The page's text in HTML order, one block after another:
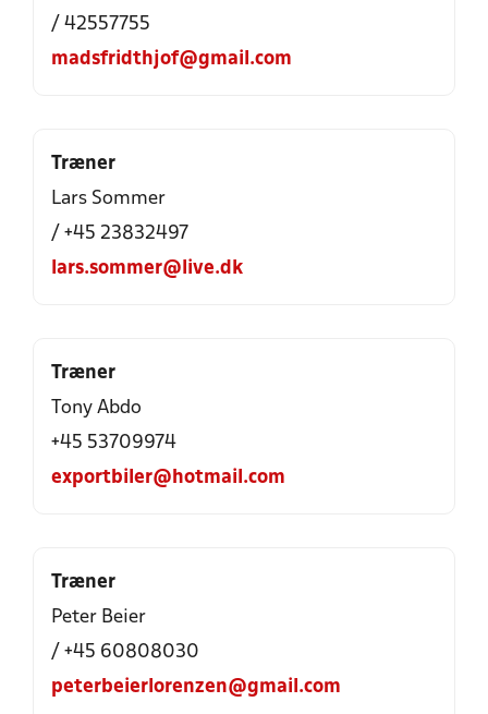
/ 42557755
madsfridthjof@gmail.com
Træner
Lars Sommer
/ +45 23832497
lars.sommer@live.dk
Træner
Tony Abdo
+45 53709974
exportbiler@hotmail.com
Træner
Peter Beier
/ +45 60808030
peterbeierlorenzen@gmail.com